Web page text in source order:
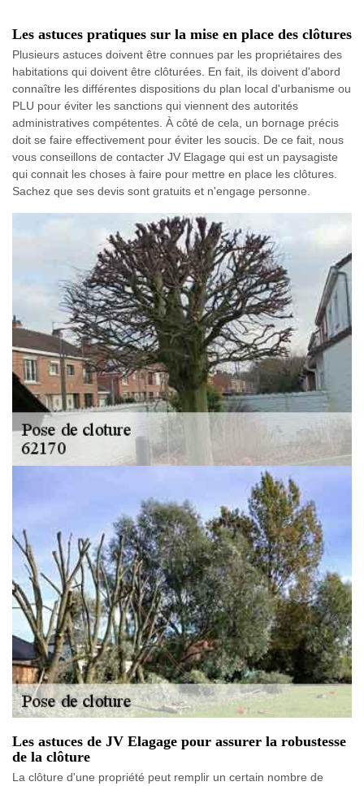
Les astuces pratiques sur la mise en place des clôtures
Plusieurs astuces doivent être connues par les propriétaires des
habitations qui doivent être clôturées. En fait, ils doivent d'abord
connaître les différentes dispositions du plan local d'urbanisme ou
PLU pour éviter les sanctions qui viennent des autorités
administratives compétentes. À côté de cela, un bornage précis
doit se faire effectivement pour éviter les soucis. De ce fait, nous
vous conseillons de contacter JV Elagage qui est un paysagiste
qui connait les choses à faire pour mettre en place les clôtures.
Sachez que ses devis sont gratuits et n'engage personne.
Les astuces de JV Elagage pour assurer la robustesse
de la clôture
La clôture d'une propriété peut remplir un certain nombre de